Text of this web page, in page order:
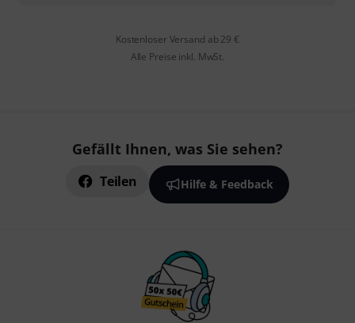
Kostenloser Versand ab 29 €
Alle Preise inkl. MwSt.
Gefällt Ihnen, was Sie sehen?
Teilen Hilfe & Feedback